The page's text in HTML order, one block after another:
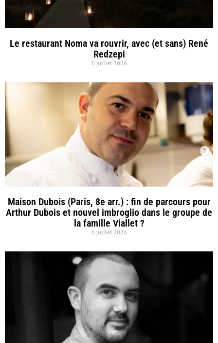
Le restaurant Noma va rouvrir, avec (et sans) René
Redzepi
6 juillet 2026
Maison Dubois (Paris, 8e arr.) : fin de parcours pour
Arthur Dubois et nouvel imbroglio dans le groupe de
la famille Viallet ?
6 juillet 2026